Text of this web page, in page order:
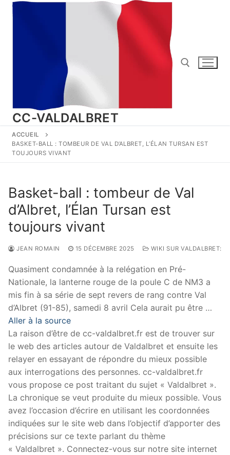
Aller
CC-VALDALBRET
ACCUEIL
BASKET-BALL : TOMBEUR DE VAL D’ALBRET, L’ÉLAN TURSAN EST
TOUJOURS VIVANT
Basket-ball : tombeur de Val
d’Albret, l’Élan Tursan est
toujours vivant
JEAN ROMAIN 15 DÉCEMBRE 2025 WIKI SUR VALDALBRET:
Quasiment condamnée à la relégation en Pré-
Nationale, la lanterne rouge de la poule C de NM3 a
mis fin à sa série de sept revers de rang contre Val
d’Albret (91-85), samedi 8 avril Cela aurait pu être …
Aller à la source
La raison d’être de cc-valdalbret.fr est de trouver sur
le web des articles autour de Valdalbret et ensuite les
relayer en essayant de répondre du mieux possible
aux interrogations des personnes. cc-valdalbret.fr
vous propose ce post traitant du sujet « Valdalbret ».
La chronique se veut produite du mieux possible. Vous
avez l’occasion d’écrire en utilisant les coordonnées
indiquées sur le site web dans l’objectif d’apporter des
précisions sur ce texte parlant du thème
« Valdalbret ». Connectez-vous sur notre site internet